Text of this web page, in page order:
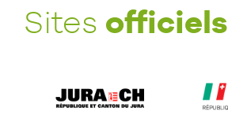
Sites officiels